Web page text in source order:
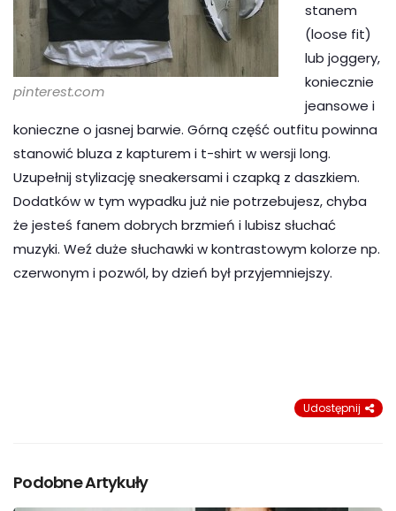
pinterest.com
stanem
(loose fit)
lub joggery,
koniecznie
jeansowe i
konieczne o jasnej barwie. Górną część outfitu powinna
stanowić bluza z kapturem i t-shirt w wersji long.
Uzupełnij stylizację sneakersami i czapką z daszkiem.
Dodatków w tym wypadku już nie potrzebujesz, chyba
że jesteś fanem dobrych brzmień i lubisz słuchać
muzyki. Weź duże słuchawki w kontrastowym kolorze np.
czerwonym i pozwól, by dzień był przyjemniejszy.
Udostępnij
Podobne Artykuły